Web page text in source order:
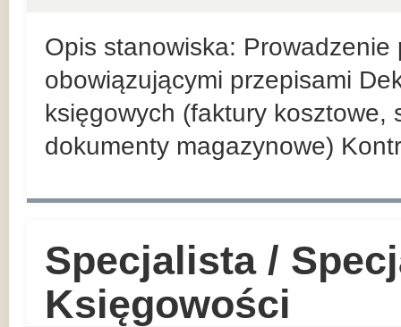
Opis stanowiska: Prowadzenie
obowiązującymi przepisami
księgowych (faktury
dokumenty magazynowe)
Specjalista /
Księgowości